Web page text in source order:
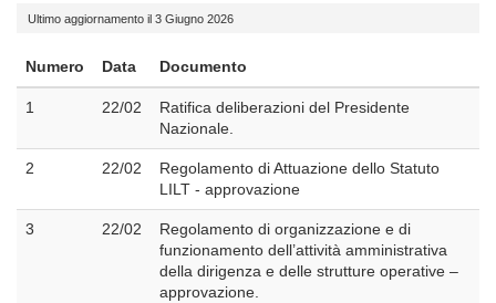
Ultimo aggiornamento il 3 Giugno 2026
Numero Data Documento
1 22/02
Ratifica deliberazioni del Presidente
Nazionale.
2 22/02
Regolamento di Attuazione dello Statuto
LILT - approvazione
3 22/02
Regolamento di organizzazione e di
funzionamento dell’attività amministrativa
della dirigenza e delle strutture operative –
approvazione.